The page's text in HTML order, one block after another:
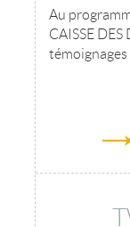
Au
CAISSE DES
témoignages